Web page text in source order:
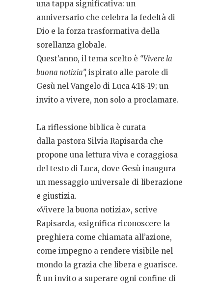
una tappa significativa: un
anniversario che celebra la fedeltà di
Dio e la forza trasformativa della
sorellanza globale.
Quest’anno, il tema scelto è “Vivere la
buona notizia”, ispirato alle parole di
Gesù nel Vangelo di Luca 4:18-19; un
invito a vivere, non solo a proclamare.
La riflessione biblica è curata
dalla pastora Silvia Rapisarda che
propone una lettura viva e coraggiosa
del testo di Luca, dove Gesù inaugura
un messaggio universale di liberazione
e giustizia.
«Vivere la buona notizia», scrive
Rapisarda, «significa riconoscere la
preghiera come chiamata all’azione,
come impegno a rendere visibile nel
mondo la grazia che libera e guarisce.
È un invito a superare ogni confine di